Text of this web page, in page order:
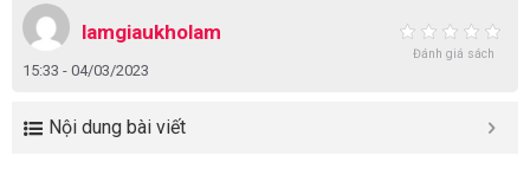
lamgiaukholam
15:33 - 04/03/2023
Đánh giá sách
Nội dung bài viết